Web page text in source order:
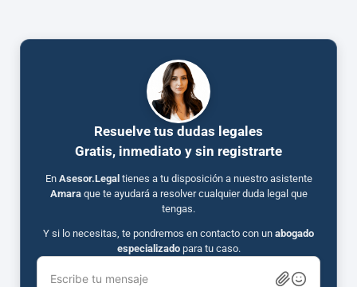
Resuelve tus dudas legales
Gratis, inmediato y sin registrarte
En Asesor.Legal tienes a tu disposición a nuestro asistente
Amaraque te ayudará a resolver cualquier duda legal que
tengas.
Y si lo necesitas, te pondremos en contacto con un abogado
especializadopara tu caso.
Escribe tu mensaje